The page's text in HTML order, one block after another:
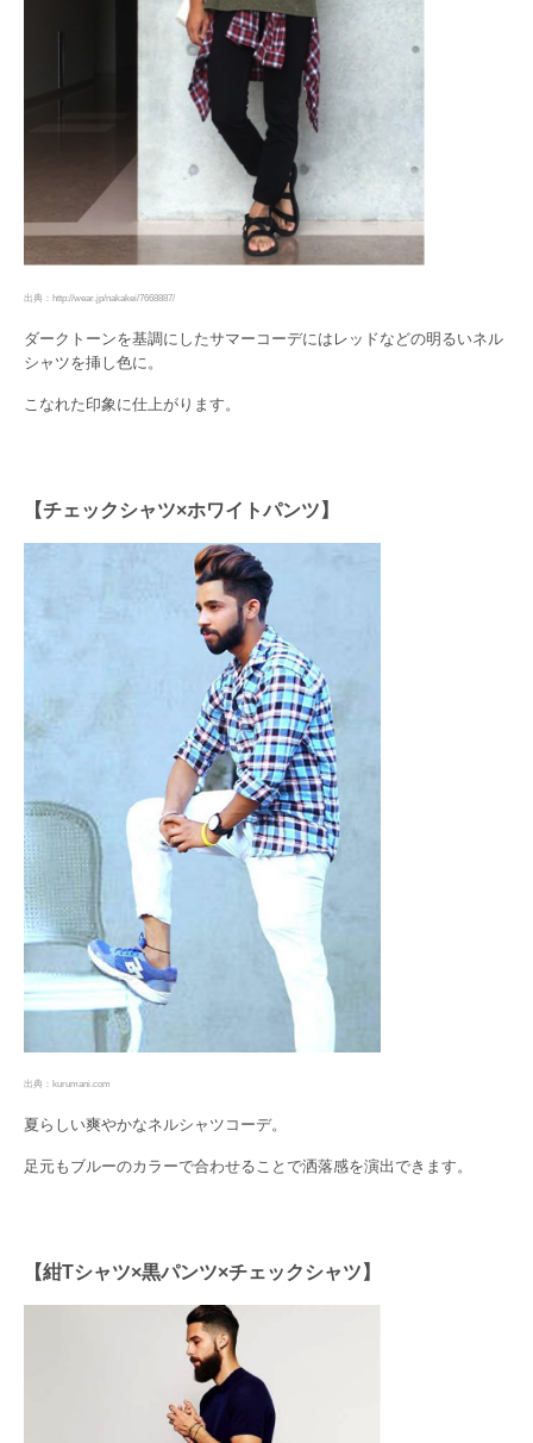
出典：http://wear.jp/nakakei/7668887/
ダークトーンを基調にしたサマーコーデにはレッドなどの明るいネル
シャツを挿し色に。
こなれた印象に仕上がります。
【チェックシャツ×ホワイトパンツ】
出典：kurumani.com
夏らしい爽やかなネルシャツコーデ。
足元もブルーのカラーで合わせることで洒落感を演出できます。
【紺Tシャツ×黒パンツ×チェックシャツ】